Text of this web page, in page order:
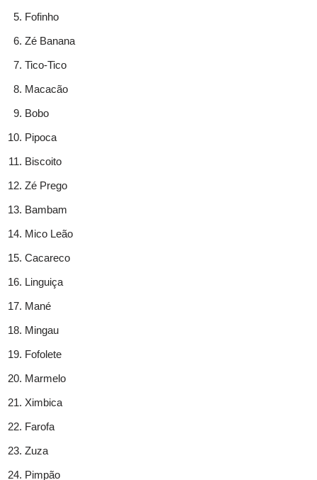
Fofinho
Zé Banana
Tico-Tico
Macacão
Bobo
Pipoca
Biscoito
Zé Prego
Bambam
Mico Leão
Cacareco
Linguiça
Mané
Mingau
Fofolete
Marmelo
Ximbica
Farofa
Zuza
Pimpão